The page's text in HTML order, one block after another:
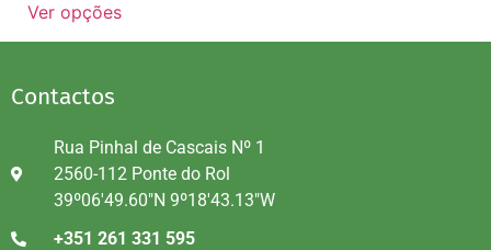
Ver opções
Contactos
Rua Pinhal de Cascais Nº 1
2560-112 Ponte do Rol
39º06'49.60"N 9º18'43.13"W
+351 261 331 595